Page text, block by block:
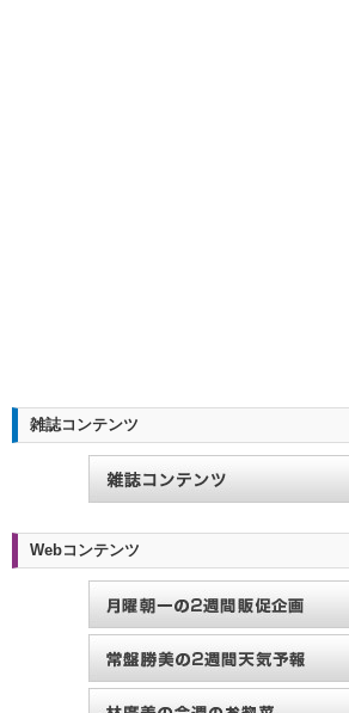
雑誌コンテンツ
Webコンテンツ